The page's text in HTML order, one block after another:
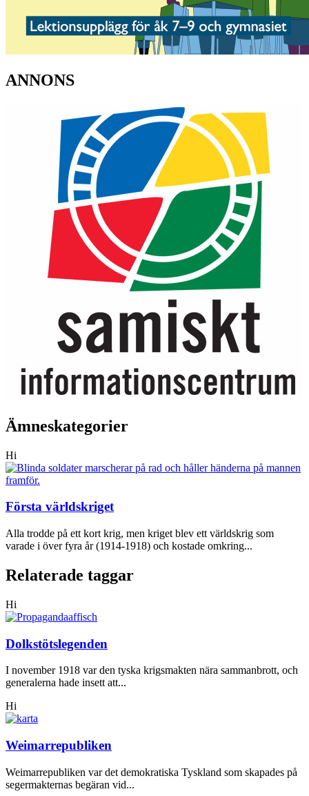
ANNONS
Ämneskategorier
Hi
Första världskriget
Alla trodde på ett kort krig, men kriget blev ett världskrig som
varade i över fyra år (1914-1918) och kostade omkring...
Relaterade taggar
Hi
Dolkstötslegenden
I november 1918 var den tyska krigsmakten nära sammanbrott, och
generalerna hade insett att...
Hi
Weimarrepubliken
Weimarrepubliken var det demokratiska Tyskland som skapades på
segermakternas begäran vid...